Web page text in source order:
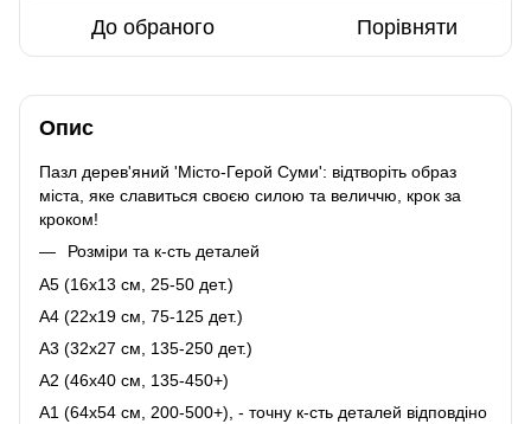
До обраного Порівняти
Опис
Пазл дерев'яний 'Місто-Герой Суми': відтворіть образ
міста, яке славиться своєю силою та величчю, крок за
кроком!
Розміри та к-сть деталей
A5 (16х13 см, 25-50 дет.)
A4 (22x19 см, 75-125 дет.)
A3 (32х27 см, 135-250 дет.)
A2 (46х40 см, 135-450+)
A1 (64х54 см, 200-500+), - точну к-сть деталей відповдіно